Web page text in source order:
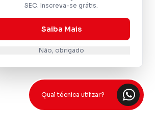
SEC. Inscreva-se grátis.
Saiba Mais
Não, obrigado
Qual técnica utilizar?